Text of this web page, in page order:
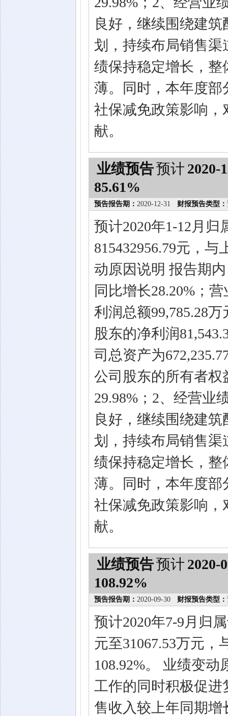
良好，继续围绕建
划，持续布局销售
绩保持稳定增长，
薄。同时，本年度
社保减免政策影响
献。
业绩预告预计 2020-
85.61%
预告报告期： 2020-12-31 财报预告类型：
预计2020年1-12月
815432956.79元，
动原因说明 报告期
同比增长28.20%；
利润总额99,785.28
股东的净利润
司总资产为
公司股东的所有者权
29.98%；2、经营业
良好，继续围绕建
划，持续布局销售
绩保持稳定增长，
薄。同时，本年度
社保减免政策影响
献。
业绩预告预计 2020-
108.92%
预告报告期： 2020-09-30 财报预告类型：
预计2020年7-9月归
元至31067.53万元，
108.92%。 业绩变
工作的同时积极促
售收入较上年同期